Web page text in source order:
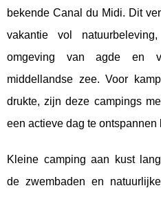
bekende Canal du Midi. Dit
vakantie vol
omgeving van agde en
middellandse zee. Voor
drukte, zijn deze campings
een actieve dag te ontspannen
Kleine camping aan kust
de zwembaden en